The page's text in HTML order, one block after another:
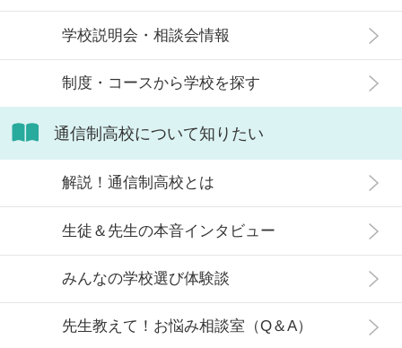
学校説明会・相談会情報
制度・コースから学校を探す
通信制高校について知りたい
解説！通信制高校とは
生徒＆先生の本音インタビュー
みんなの学校選び体験談
先生教えて！お悩み相談室（Q＆A）